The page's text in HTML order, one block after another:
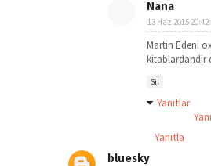
Nana
13 Haz 2015
Martin Edeni
kitablardandir
Sil
Yanıtlar
Yanıtla
bluesky